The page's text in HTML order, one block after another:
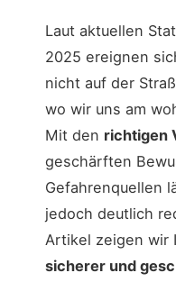
Laut aktuellen
2025 ereignen
nicht auf der
wo wir uns am
Mit den richtigen
geschärften
Gefahrenquellen
jedoch deutlich
Artikel zeigen wir
sicherer und